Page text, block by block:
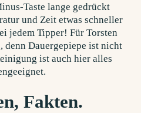
Taste lange gedrückt
und Zeit etwas schneller
jedem Tipper! Für Torsten
denn Dauergepiepe ist nicht
ist auch hier alles
Fakten.